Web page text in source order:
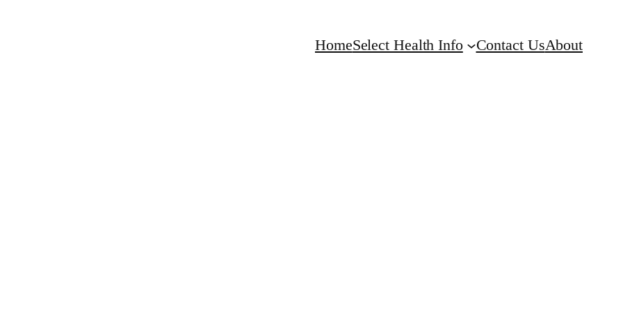
HomeSelect Health Info Contact UsAbout